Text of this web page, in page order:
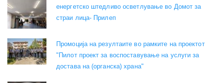
енергетско штедливо осветлување во Домот за
страи лица- Прилеп
Промоција на резултаите во рамките на проектот
"Пилот проект за воспоставување на услуги за
достава на (органска) храна"